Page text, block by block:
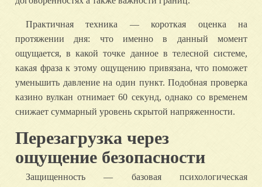
Практичная техника — короткая оценка на
протяжении дня: что именно в данный момент
ощущается, в какой точке данное в телесной системе,
какая фраза к этому ощущению привязана, что поможет
уменьшить давление на один пункт. Подобная проверка
казино вулкан отнимает 60 секунд, однако со временем
снижает суммарный уровень скрытой напряженности.
Перезагрузка через
ощущение безопасности
Защищенность — базовая психологическая